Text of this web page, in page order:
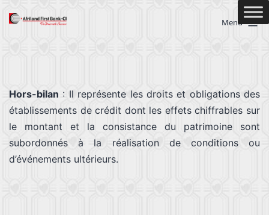
Menu
Hors-bilan : Il représente les droits et obligations des
établissements de crédit dont les effets chiffrables sur
le montant et la consistance du patrimoine sont
subordonnés à la réalisation de conditions ou
d’événements ultérieurs.